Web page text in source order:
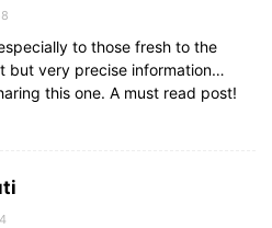
to those fresh to the
but very precise information…
this one. A must read post!